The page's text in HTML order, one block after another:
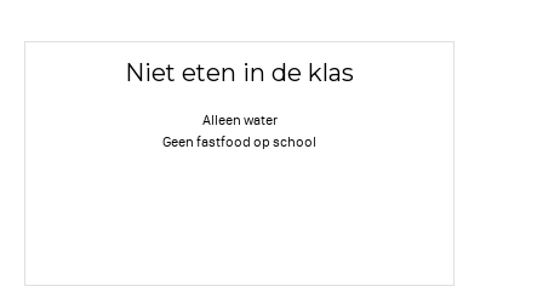
Niet eten in de klas
Alleen water
Geen fastfood op school